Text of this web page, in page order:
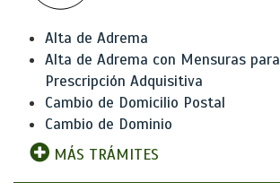
Alta de Adrema
Alta de Adrema con Mensuras para
Prescripción Adquisitiva
Cambio de Domicilio Postal
Cambio de Dominio
MÁS TRÁMITES